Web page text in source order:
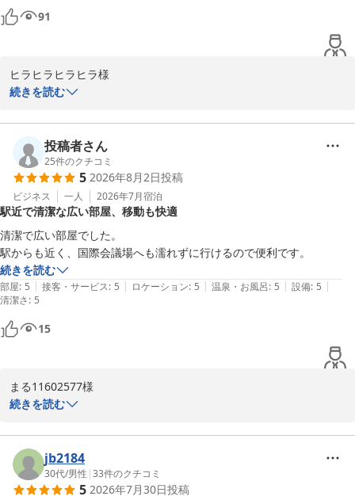
ージも最初から冷めていました。他のホテルと比べてお料理が全体的に
冷めてました。お味は良かったのです。
91
ヒラヒラヒラヒラ様
ざいました。
しかしながら朝食のお料理をご満足いただける状態で提供できてお
りませず深くお詫び申し上げます。
ご提言を関連部門共有の上、状況確認し、温度管理を徹底いたしま
す。
このような中、お部屋からの眺望や、スタッフへのお褒めのお言葉
をお寄せいただき、大変恐縮致しております。
ヒラヒラヒラヒラ様におかれましては、またのご利用をご検討いた
だけましたら幸いでございます。
リーガロイヤルホテル小倉　お客様サービス担当支配人
リーガロイヤルホテル小倉
続きを読む
投稿者さん
25件のクチコミ
5 2026年8月2日投稿
ビジネス 一人 2026年7月宿泊
駅近で清潔な広い部屋、移動も快適
清潔で広い部屋でした。
駅からも近く、国際会議場へも濡れずに行けるので便利です。
続きを読む
部屋: 5 | 接客・サービス: 5 | ロケーション: 5 | 温泉・お風呂: 5 | 設備: 5 |
清潔さ: 5
15
まる11602577様
ざいました。
客室の広さや清潔感についてご評価いただき、大変嬉しく存じま
す。
また、小倉駅からのアクセスや国際会議場への利便性がお役に立て
続きを読む
jb2184
30代/男性 |33件のクチコミ
5 2026年7月30日投稿